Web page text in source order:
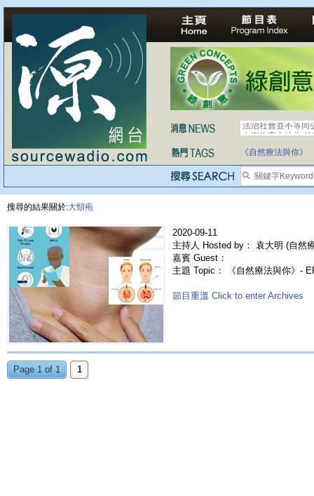
法治社會並不等同
自家教育合法化-
《自然療法與你》
搜尋的結果關於:大頸疱
2020-09-11
主持人 Hosted by： 袁大明 (自然
嘉賓 Guest：
主題 Topic： 《自然療法與你》-
節目重溫 Click to enter Archives
Page 1 of 1 1